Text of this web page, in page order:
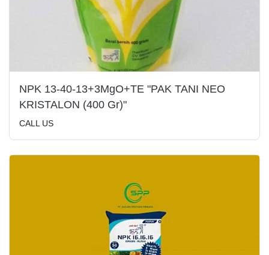
NPK 13-40-13+3MgO+TE "PAK TANI NEO
KRISTALON (400 Gr)"
CALL US